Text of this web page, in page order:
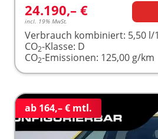
24.190,– €
incl. 19% MwSt.
Verbrauch kombiniert: 5,50 l/
CO2-Klasse: D
CO2-Emissionen: 125,00 g/km
ab 164,– € mtl.